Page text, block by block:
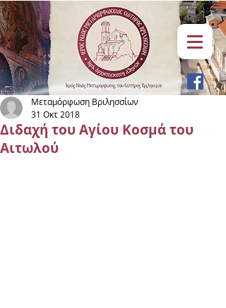
Διδαχή του Αγίου Κοσμά του
Αιτωλού
Μεταμόρφωση Βριλησσίων
31 Οκτ 2018